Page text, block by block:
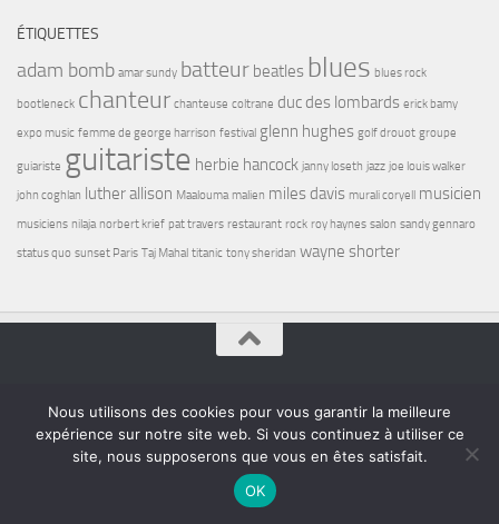
ÉTIQUETTES
adam bomb amar sundy batteur beatles blues blues rock
bootleneck chanteur chanteuse coltrane duc des lombards erick bamy
expo music femme de george harrison festival glenn hughes golf drouot groupe
guiariste guitariste herbie hancock janny loseth jazz joe louis walker
john coghlan luther allison Maalouma malien miles davis murali coryell musicien
musiciens nilaja norbert krief pat travers restaurant rock roy haynes salon sandy gennaro
status quo sunset Paris Taj Mahal titanic tony sheridan wayne shorter
Fièrement propulsé par - Conçu parThème Hueman
Nous utilisons des cookies pour vous garantir la meilleure
expérience sur notre site web. Si vous continuez à utiliser ce
site, nous supposerons que vous en êtes satisfait.
OK